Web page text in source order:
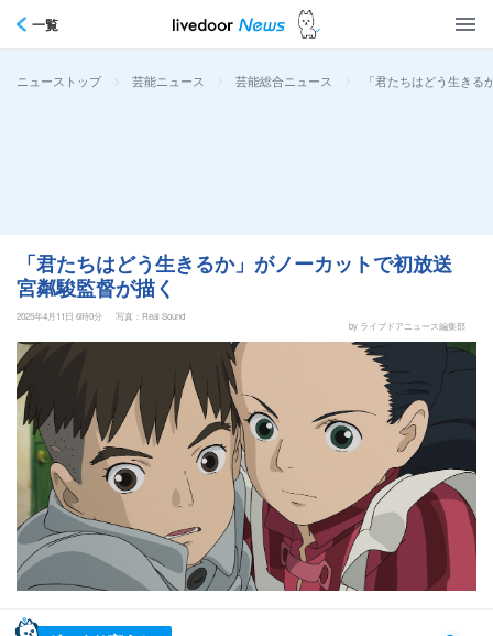
一覧
ニューストップ > 芸能ニュース > 芸能総合ニュース > 「君たちはどう生き
「君たちはどう生きるか」がノーカットで初放送
宮粼駿監督が描く
2025年4月11日 6時0分
写真：Real Sound
by ライブドアニュース編集部